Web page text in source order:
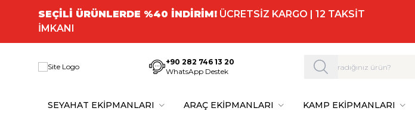
SEÇİLİ ÜRÜNLERDE %40 İNDİRİM! ÜCRETSİZ KARGO | 12 TAKSİT
İMKANI
+90 282 746 13 20
WhatsApp Destek
SEYAHAT EKİPMANLARI ARAÇ EKİPMANLARI KAMP EKİPMANLARI